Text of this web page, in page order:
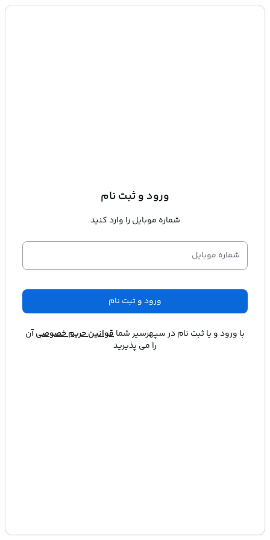
ورود و ثبت نام
شماره موبایل را وارد کنید
شماره موبایل
ورود و ثبت نام
با ورود و یا ثبت نام درسپهرسیرشماقوانین حریم خصوصیآن
را می پذیرید